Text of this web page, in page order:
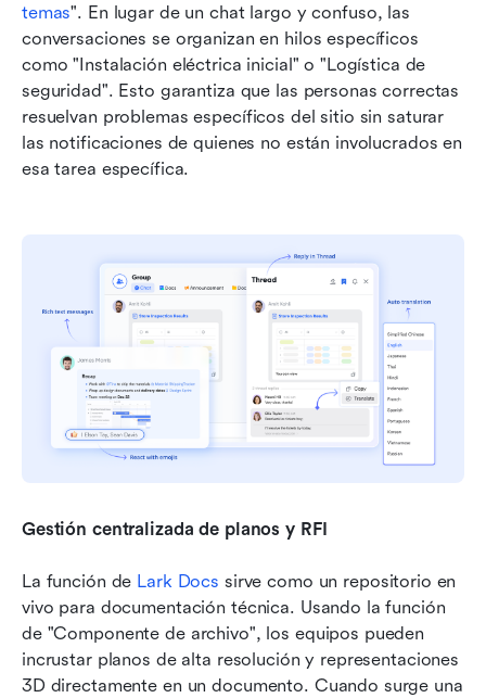
temas". En lugar de un chat largo y confuso, las
conversaciones se organizan en hilos específicos
como "Instalación eléctrica inicial" o "Logística de
seguridad". Esto garantiza que las personas correctas
resuelvan problemas específicos del sitio sin saturar
las notificaciones de quienes no están involucrados en
esa tarea específica.
Gestión centralizada de planos y RFI
La función de Lark Docs sirve como un repositorio en
vivo para documentación técnica. Usando la función
de "Componente de archivo", los equipos pueden
incrustar planos de alta resolución y representaciones
3D directamente en un documento. Cuando surge una